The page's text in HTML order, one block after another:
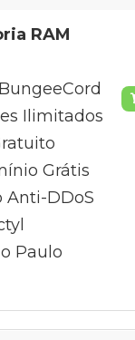
RAM
Ilimitados
Grátis
Anti-DDoS
Paulo